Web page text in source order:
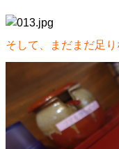
そして、まだまだ足